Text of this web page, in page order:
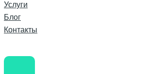
Услуги
Блог
Контакты